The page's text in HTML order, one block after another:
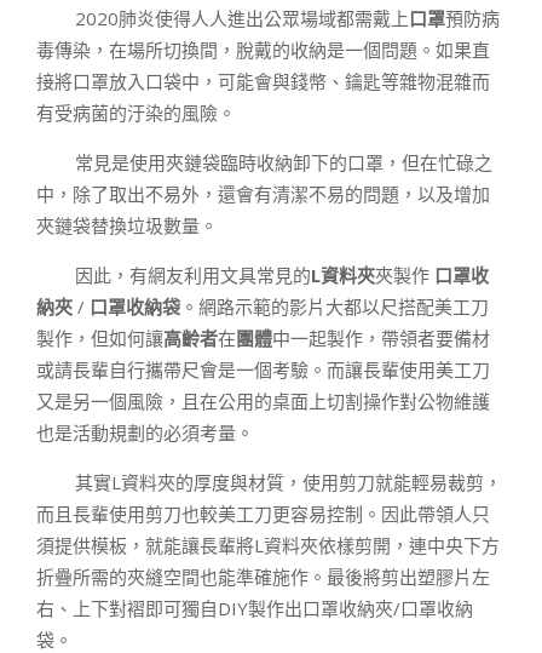
2020肺炎使得人人進出公眾場域都需戴上口罩預防病
毒傳染，在場所切換間，脫戴的收納是一個問題。如果直
接將口罩放入口袋中，可能會與錢幣、鑰匙等雜物混雜而
有受病菌的汙染的風險。
常見是使用夾鏈袋臨時收納卸下的口罩，但在忙碌之
中，除了取出不易外，還會有清潔不易的問題，以及增加
夾鏈袋替換垃圾數量。
因此，有網友利用文具常見的L資料夾夾製作 口罩收
納夾 / 口罩收納袋 。網路示範的影片大都以尺搭配美工刀
製作，但如何讓高齡者在團體中一起製作，帶領者要備材
或請長輩自行攜帶尺會是一個考驗。而讓長輩使用美工刀
又是另一個風險，且在公用的桌面上切割操作對公物維護
也是活動規劃的必須考量。
其實L資料夾的厚度與材質，使用剪刀就能輕易裁剪，
而且長輩使用剪刀也較美工刀更容易控制。因此帶領人只
須提供模板，就能讓長輩將L資料夾依樣剪開，連中央下方
折疊所需的夾縫空間也能準確施作。最後將剪出塑膠片左
右、上下對褶即可獨自DIY製作出口罩收納夾/口罩收納
袋。